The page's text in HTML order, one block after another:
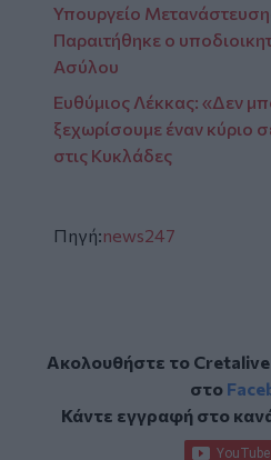
Υπουργείο
Παραιτήθηκε ο
Ασύλου
Ευθύμιος Λέκκας: «Δεν
ξεχωρίσουμε έναν κύριο
στις Κυκλάδες
Πηγή:news247
Ακολουθήστε το
στο
Κάντε εγγραφή στο